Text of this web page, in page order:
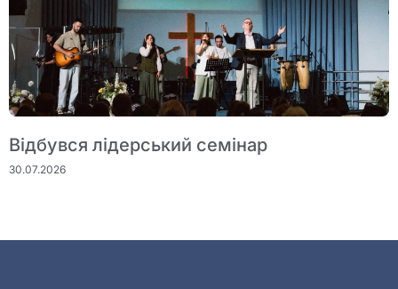
Відбувся лідерський семінар
30.07.2026